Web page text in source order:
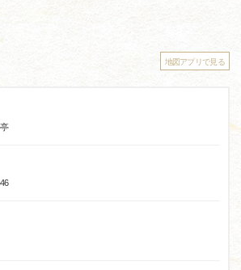
地図アプリで見る